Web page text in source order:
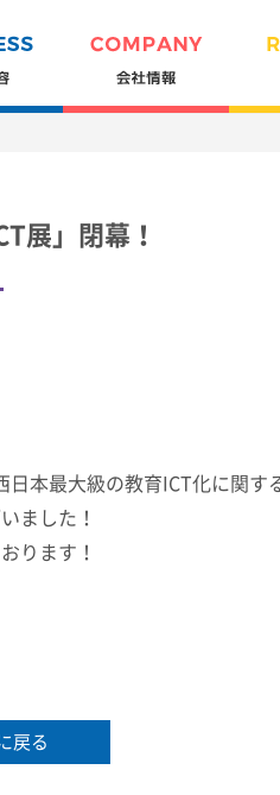
展」閉幕！
本最大級の教育ICT化に関す
ました！
ります！
戻る